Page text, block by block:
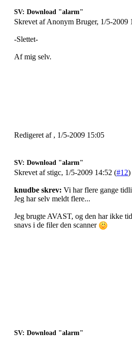
SV: Download "alarm"
Skrevet af Anonym Bruger, 1/5-2009
-Slettet-
Af mig selv.
Redigeret af , 1/5-2009 15:05
SV: Download "alarm"
Skrevet af stigc, 1/5-2009 14:52 (#12)
knudbe skrev: Vi har flere gange
Jeg har selv meldt flere...
Jeg brugte AVAST, og den har ikke
snavs i de filer den scanner
SV: Download "alarm"